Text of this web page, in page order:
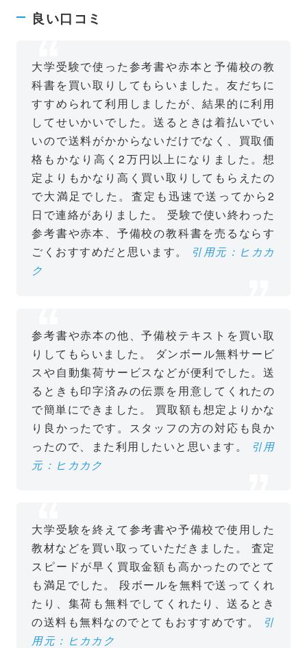
良い口コミ
大学受験で使った参考書や赤本と予備校の教
科書を買い取りしてもらいました。友だちに
すすめられて利用しましたが、結果的に利用
してせいかいでした。送るときは着払いでい
いので送料がかからないだけでなく、買取価
格もかなり高く2万円以上になりました。想
定よりもかなり高く買い取りしてもらえたの
で大満足でした。査定も迅速で送ってから2
日で連絡がありました。
受験で使い終わった
参考書や赤本、予備校の教科書を売るならす
ごくおすすめだと思います。
引用元：ヒカカ
ク
参考書や赤本の他、予備校テキストを買い取
りしてもらいました。
ダンボール無料サービ
スや自動集荷サービスなどが便利でした。送
るときも印字済みの伝票を用意してくれたの
で簡単にできました。
買取額も想定よりかな
り良かったです。スタッフの方の対応も良か
ったので、また利用したいと思います。
引用
元：ヒカカク
大学受験を終えて参考書や予備校で使用した
教材などを買い取っていただきました。
査定
スピードが早く買取金額も高かったのでとて
も満足でした。
段ボールを無料で送ってくれ
たり、集荷も無料でしてくれたり、送るとき
の送料も無料なのでとてもおすすめです。
引
用元：ヒカカク